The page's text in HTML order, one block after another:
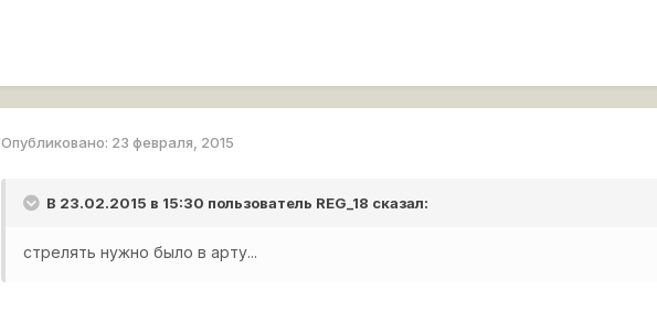
Опубликовано: 23 февраля, 2015
В 23.02.2015 в 15:30 пользователь REG_18 сказал:
стрелять нужно было в арту...